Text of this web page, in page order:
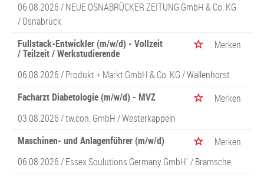
06.08.2026 /NEUE OSNABRÜCKER ZEITUNG GmbH & Co. KG
/ Osnabrück
Fullstack-Entwickler (m/w/d) - Vollzeit
/ Teilzeit / Werkstudierende
Merken
06.08.2026 /Produkt + Markt GmbH & Co. KG/ Wallenhorst
Facharzt Diabetologie (m/w/d) - MVZ
Merken
03.08.2026 /tw.con. GmbH/ Westerkappeln
Maschinen- und Anlagenführer (m/w/d)
Merken
06.08.2026 /Essex Soulutions Germany GmbH`/ Bramsche